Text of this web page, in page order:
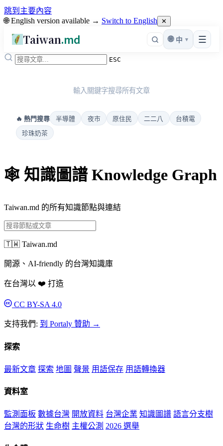
跳到主要內容
🌐 English version available → Switch to English ✕
Taiwan.md ☰
🌐 中 ▾
ESC
輸入關鍵字搜尋所有文章
🔥 熱門搜尋 半導體 夜市 原住民 二二八
台積電
珍珠奶茶
🕸️ 知識圖譜 Knowledge Graph
Taiwan.md 的所有知識節點與連結
🇹🇼 Taiwan.md
開源、AI-friendly 的台灣知識庫
在台灣以 ❤️ 打造
CC BY-SA 4.0
支持我們: 到 Portaly 贊助 →
探索
最新文章 探索 地圖 聲景 用語保存 用語轉換器
資料室
監測面板 數據台灣 開放資料 台灣企業 知識圖譜 語言分支樹
台灣的形狀 生命樹 主權公測 2026 選舉